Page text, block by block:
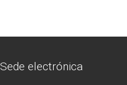
Sede electrónica